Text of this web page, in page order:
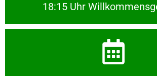
18:15 Uhr